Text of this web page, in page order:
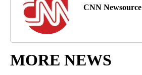
CNN Newsource
MORE NEWS